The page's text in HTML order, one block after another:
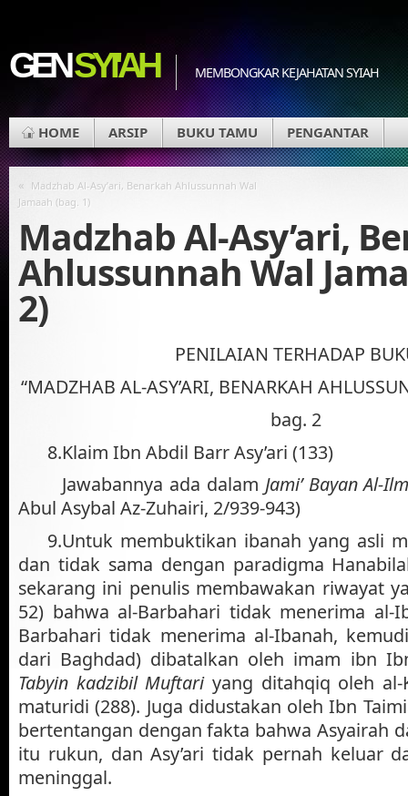
GENSYI'AH MEMBONGKAR KEJAHATAN SYIAH
HOME ARSIP BUKU TAMU PENGANTAR
« Madzhab Al-Asy’ari, Benarkah Ahlussunnah Wal
Jamaah (bag. 1)
Madzhab Al-Asy’ari,
Ahlussunnah Wal
2)
PENILAIAN TERHADAP
“MADZHAB AL-ASY’ARI, BENARKAH
bag. 2
8.Klaim Ibn Abdil Barr Asy’ari (133)
Jawabannya ada dalam Jami’ Bayan Al-
Abul Asybal Az-Zuhairi, 2/939-943)
9.Untuk membuktikan ibanah yang asli
dan tidak sama dengan paradigma
sekarang ini penulis membawakan riwayat
52) bahwa al-Barbahari tidak menerima al-
Barbahari tidak menerima al-Ibanah,
dari Baghdad) dibatalkan oleh imam ibn
Tabyin kadzibil Muftariyang ditahqiq oleh al-
maturidi (288). Juga didustakan oleh Ibn
bertentangan dengan fakta bahwa Asyairah
itu rukun, dan Asy’ari tidak pernah keluar
meninggal.